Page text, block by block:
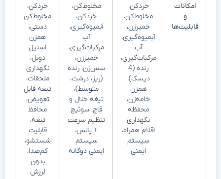
امکانات
و
قابلیت‌ها
خردکن،
مخلوط‌کن،
خمیرزن،
آبمیوه‌گیری،
آب
مرکبات‌گیری،
رنده (4
دیسک)،
همزن
خامه‌زن،
محفظه
نگهداری
اقلام همراه،
سیستم
ایمنی
مخلوط‌کن،
خردکن،
آبمیوه‌گیری،
آب
مرکبات‌گیری،
خمیرزن،
سس‌زن، رنده
(ریز، درشت،
متوسط)،
تیغه خلال و
قاچ، سوئیچ
تنظیم سرعت
+ پالس،
سیستم
ایمنی دوگانه
خردکن،
مخلوط‌کن
دستی،
همزن
استیل
دوبل،
نگهداری
ملحقات،
تیغه قابل
تعویض،
محافظ
تیغه،
قابلیت
شستشو،
کم‌صدا،
بدون
لرزش